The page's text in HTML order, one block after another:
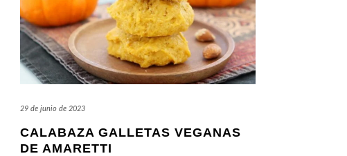
29 de junio de 2023
CALABAZA GALLETAS VEGANAS
DE AMARETTI